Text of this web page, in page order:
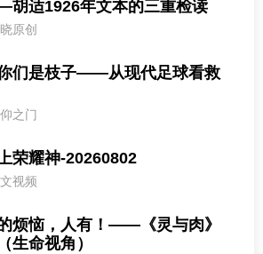
适1926年文本的三重检读
原创
们是枝子——从现代足球看救
之门
荣耀神-20260802
视频
烦恼，人有！——《灵与肉》
生命视角）